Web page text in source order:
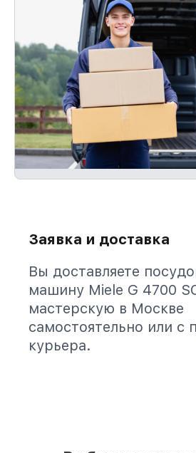
Заявка и доставка
Вы доставляете
машину Miele G 4700
мастерскую в Москве
самостоятельно или
курьера.